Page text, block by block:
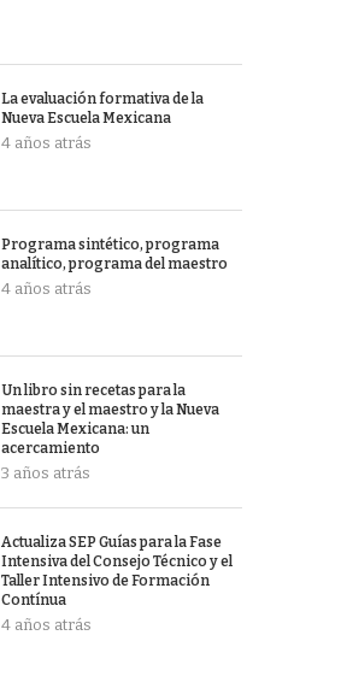
La evaluación formativa de la
Nueva Escuela Mexicana
4 años atrás
Programa sintético, programa
analítico, programa del maestro
4 años atrás
Un libro sin recetas para la
maestra y el maestro y la Nueva
Escuela Mexicana: un
acercamiento
3 años atrás
Actualiza SEP Guías para la Fase
Intensiva del Consejo Técnico y el
Taller Intensivo de Formación
Contínua
4 años atrás